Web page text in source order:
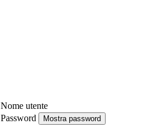
Nome utente
Password
Mostra password